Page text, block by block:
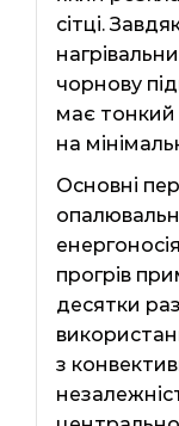
сітці.
чорнову
має
на
Основні
прогрів
десятки
з